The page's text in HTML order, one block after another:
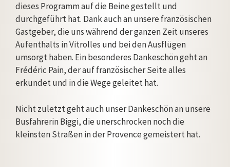
dieses Programm auf die Beine gestellt und
durchgeführt hat. Dank auch an unsere französischen
Gastgeber, die uns während der ganzen Zeit unseres
Aufenthalts in Vitrolles und bei den Ausflügen
umsorgt haben. Ein besonderes Dankeschön geht an
Frédéric Pain, der auf französischer Seite alles
erkundet und in die Wege geleitet hat.
Nicht zuletzt geht auch unser Dankeschön an unsere
Busfahrerin Biggi, die unerschrocken noch die
kleinsten Straßen in der Provence gemeistert hat.